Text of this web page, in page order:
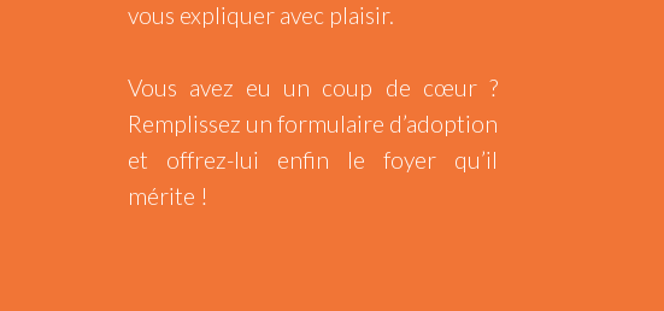
vous expliquer avec plaisir.
Vous avez eu un coup de cœur ?
Remplissez un formulaire d’adoption
et offrez-lui enfin le foyer qu’il
mérite !